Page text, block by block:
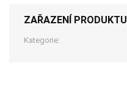
ZAŘAZENÍ PRODUKTU
Kategorie: